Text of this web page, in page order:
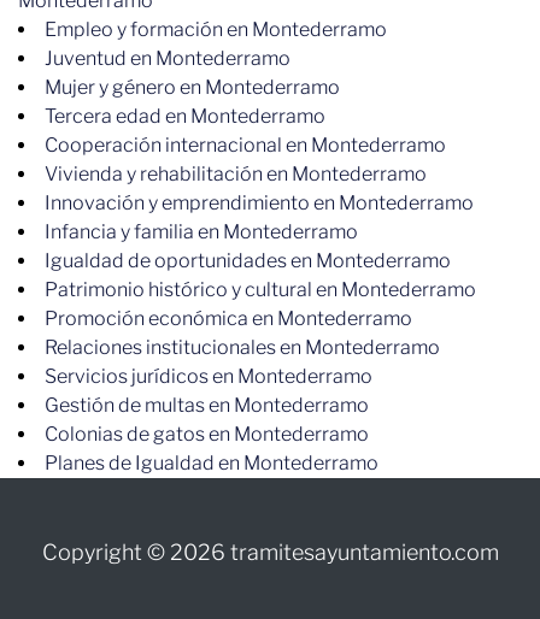
Empleo y formación en Montederramo
Juventud en Montederramo
Mujer y género en Montederramo
Tercera edad en Montederramo
Cooperación internacional en Montederramo
Vivienda y rehabilitación en Montederramo
Innovación y emprendimiento en Montederramo
Infancia y familia en Montederramo
Igualdad de oportunidades en Montederramo
Patrimonio histórico y cultural en Montederramo
Promoción económica en Montederramo
Relaciones institucionales en Montederramo
Servicios jurídicos en Montederramo
Gestión de multas en Montederramo
Colonias de gatos en Montederramo
Planes de Igualdad en Montederramo
Copyright © 2026 tramitesayuntamiento.com